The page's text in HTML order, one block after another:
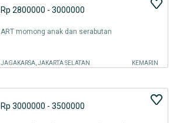
Rp 2800000 - 3000000
ART momong anak dan serabutan
JAGAKARSA, JAKARTA SELATAN KEMARIN
Rp 3000000 - 3500000